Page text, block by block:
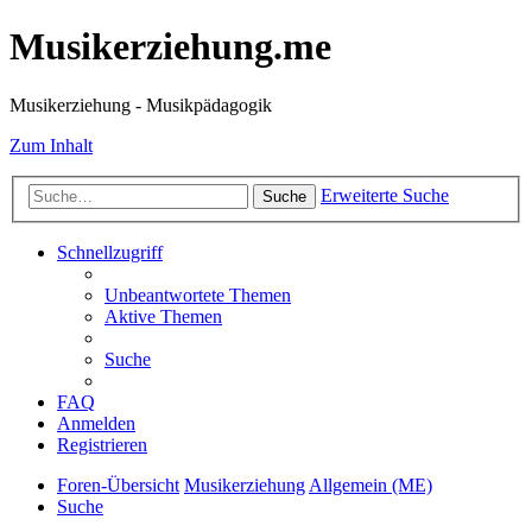
Musikerziehung.me
Musikerziehung - Musikpädagogik
Zum Inhalt
Suche Erweiterte Suche
Schnellzugriff
Unbeantwortete Themen
Aktive Themen
Suche
FAQ
Anmelden
Registrieren
Foren-Übersicht MusikerziehungAllgemein (ME)
Suche